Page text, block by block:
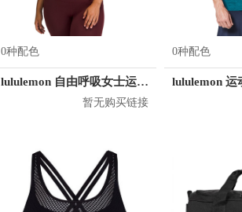
0种配色
lululemon 自由呼吸女士运动文胸
暂无购买链接
0种配色